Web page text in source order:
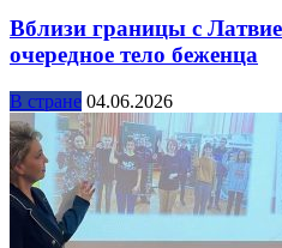
Вблизи границы с
очередное тело беженца
В стране 04.06.2026